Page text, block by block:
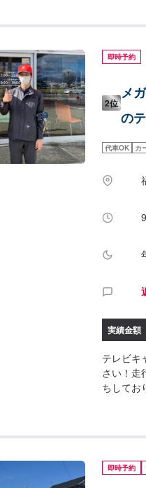
即時予約
2位
メ
の
代車OK カ
実績金額
テレビキ
さい！走
ちしてお
即時予約